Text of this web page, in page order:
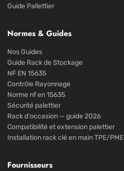
Guide Pallettier
Normes & Guides
Nos Guides
Guide Rack de Stockage
NF EN 15635
Contrôle Rayonnage
Norme nf en 15635
Sécurité palettier
Rack d'occasion — guide 2026
Compatibilité et extension palettier
Installation rack clé en main TPE/PME
Fournisseurs